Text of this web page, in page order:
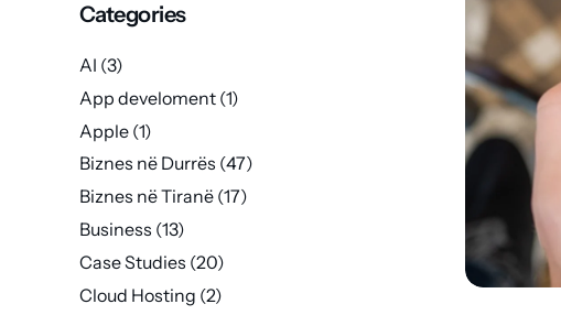
Categories
AI (3)
App develoment (1)
Apple (1)
Biznes në Durrës (47)
Biznes në Tiranë (17)
Business (13)
Case Studies (20)
Cloud Hosting (2)